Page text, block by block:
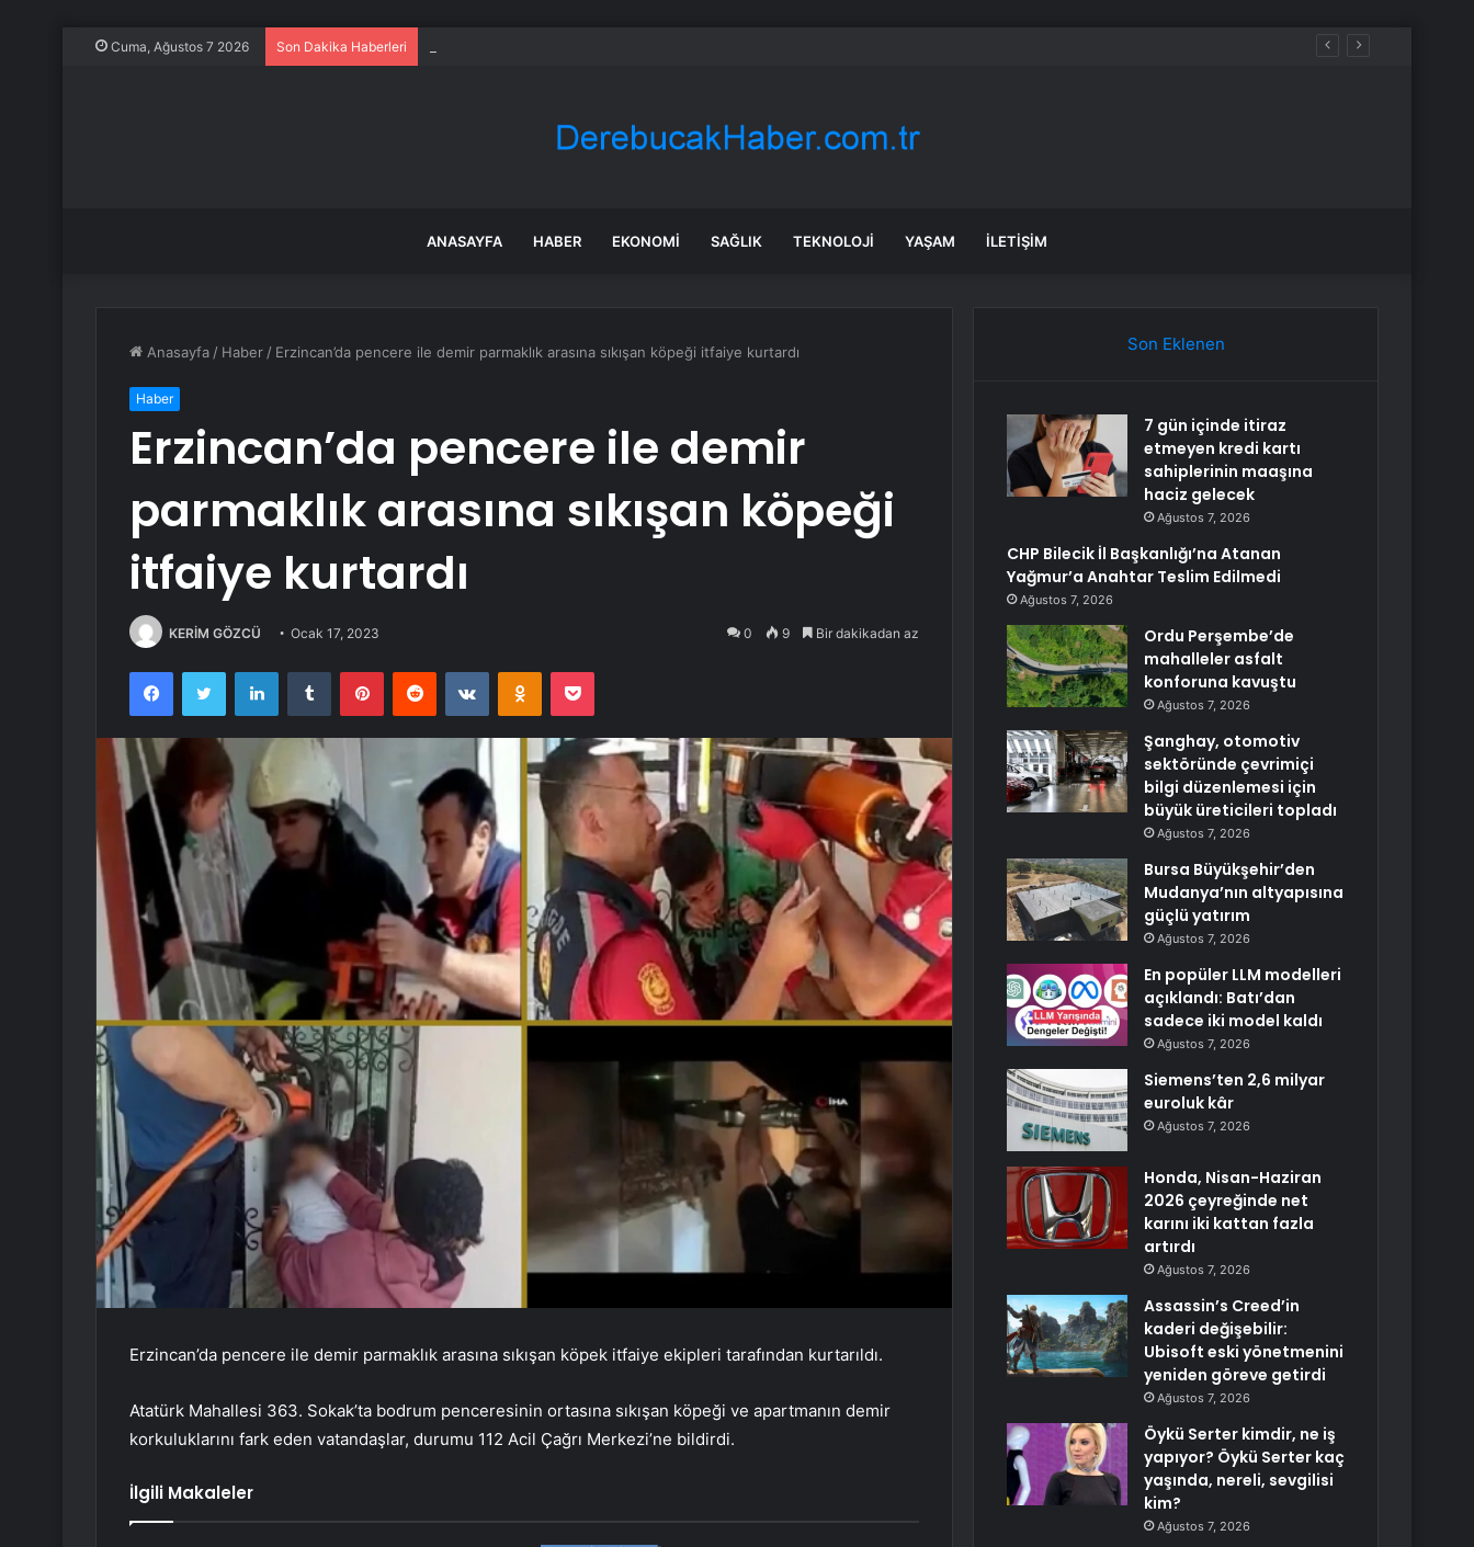
Cuma, Ağustos 7 2026 Son Dakika Haberleri
ANASAYFA HABER EKONOMI SAĞLIK TEKNOLOJI YAŞAM İLETIŞIM
Anasayfa / Haber / Erzincan’da pencere ile demir parmaklık arasına sıkışan köpeği itfaiye kurtardı
Haber
Erzincan’da pencere ile demir
parmaklık arasına sıkışan köpeği
itfaiye kurtardı
KERİM GÖZCÜ Ocak 17, 2023 0 9 Bir dakikadan az
FacebookTwitter LinkedInTumblr PinterestReddit VKontakteOdnoklassniki
Pocket
Erzincan’da pencere ile demir parmaklık arasına sıkışan köpek itfaiye ekipleri tarafından kurtarıldı.
Atatürk Mahallesi 363. Sokak’ta bodrum penceresinin ortasına sıkışan köpeği ve apartmanın demir
korkuluklarını fark eden vatandaşlar, durumu 112 Acil Çağrı Merkezi’ne bildirdi.
İlgili Makaleler
Son Eklenen
7 gün içinde itiraz
etmeyen kredi kartı
sahiplerinin maaşına
haciz gelecek
Ağustos 7, 2026
CHP Bilecik İl Başkanlığı’na Atanan
Yağmur’a Anahtar Teslim Edilmedi
Ağustos 7, 2026
Ordu Perşembe’de
mahalleler asfalt
konforuna kavuştu
Ağustos 7, 2026
Şanghay, otomotiv
sektöründe çevrimiçi
bilgi düzenlemesi için
büyük üreticileri topladı
Ağustos 7, 2026
Bursa Büyükşehir’den
Mudanya’nın altyapısına
güçlü yatırım
Ağustos 7, 2026
En popüler LLM modelleri
açıklandı: Batı’dan
sadece iki model kaldı
Ağustos 7, 2026
Siemens’ten 2,6 milyar
euroluk kâr
Ağustos 7, 2026
Honda, Nisan-Haziran
2026 çeyreğinde net
karını iki kattan fazla
artırdı
Ağustos 7, 2026
Assassin’s Creed’in
kaderi değişebilir:
Ubisoft eski yönetmenini
yeniden göreve getirdi
Ağustos 7, 2026
Öykü Serter kimdir, ne iş
yapıyor? Öykü Serter kaç
yaşında, nereli, sevgilisi
kim?
Ağustos 7, 2026